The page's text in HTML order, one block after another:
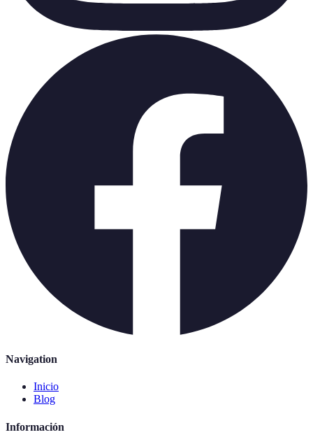
Navigation
Inicio
Blog
Información